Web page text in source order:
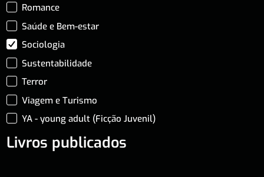
Romance
Saúde e Bem-estar
Sociologia
Sustentabilidade
Terror
Viagem e Turismo
YA - young adult (Ficção Juvenil)
Livros publicados